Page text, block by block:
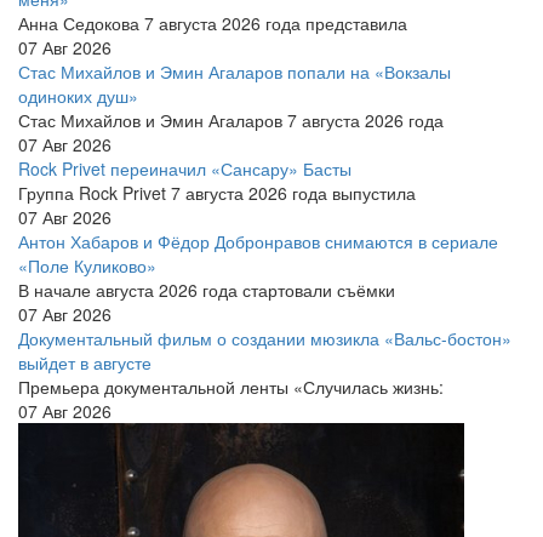
Анна Седокова 7 августа 2026 года представила
07 Авг 2026
Стас Михайлов и Эмин Агаларов попали на «Вокзалы
одиноких душ»
Стас Михайлов и Эмин Агаларов 7 августа 2026 года
07 Авг 2026
Rock Privet переиначил «Сансару» Басты
Группа Rock Privet 7 августа 2026 года выпустила
07 Авг 2026
Антон Хабаров и Фёдор Добронравов снимаются в сериале
«Поле Куликово»
В начале августа 2026 года стартовали съёмки
07 Авг 2026
Документальный фильм о создании мюзикла «Вальс-бостон»
выйдет в августе
Премьера документальной ленты «Случилась жизнь:
07 Авг 2026